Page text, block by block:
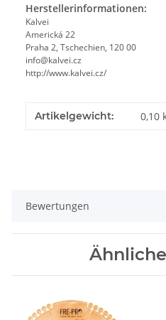
Herstellerinformationen:
Kalvei
Americká 22
Praha 2, Tschechien, 120 00
info@kalvei.cz
http://www.kalvei.cz/
Artikelgewicht: 0,10
Bewertungen